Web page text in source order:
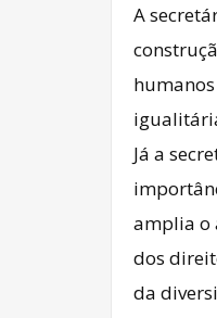
A
Já a
amplia o
dos
da